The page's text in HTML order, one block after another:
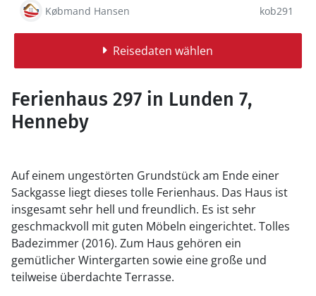
Købmand Hansen kob291
Reisedaten wählen
Ferienhaus 297 in Lunden 7,
Henneby
Auf einem ungestörten Grundstück am Ende einer
Sackgasse liegt dieses tolle Ferienhaus. Das Haus ist
insgesamt sehr hell und freundlich. Es ist sehr
geschmackvoll mit guten Möbeln eingerichtet. Tolles
Badezimmer (2016). Zum Haus gehören ein
gemütlicher Wintergarten sowie eine große und
teilweise überdachte Terrasse.